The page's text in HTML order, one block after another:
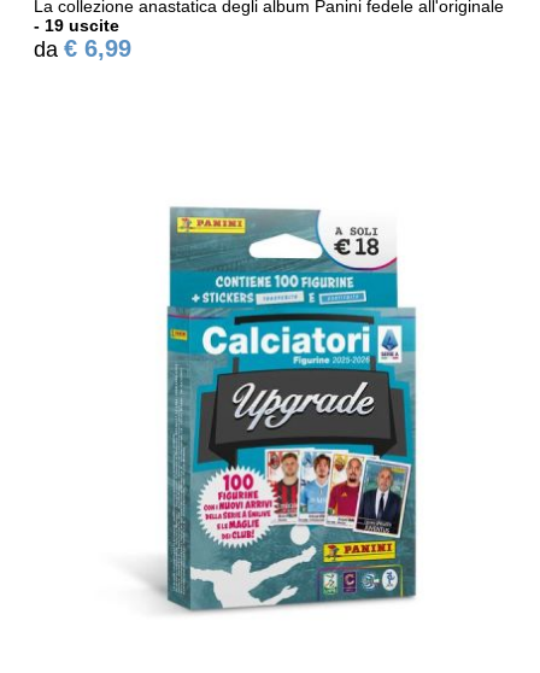
La collezione anastatica degli album Panini fedele all'originale
- 19 uscite
€ 6,99